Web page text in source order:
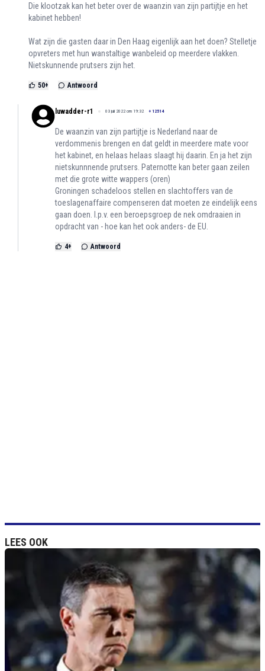
Die klootzak kan het beter over de waanzin van zijn partijtje en het
kabinet hebben!
Wat zijn die gasten daar in Den Haag eigenlijk aan het doen? Stelletje
opvreters met hun wanstaltige wanbeleid op meerdere vlakken.
Nietskunnende prutsers zijn het.
50+ Antwoord
luwadder-r1 03 juli 2022 om 19:32 + 12514
De waanzin van zijn partijtje is Nederland naar de
verdommenis brengen en dat geldt in meerdere mate voor
het kabinet, en helaas helaas slaagt hij daarin. En ja het zijn
nietskunnnende prutsers. Paternotte kan beter gaan zeilen
met die grote witte wappers (oren)
Groningen schadeloos stellen en slachtoffers van de
toeslagenaffaire compenseren dat moeten ze eindelijk eens
gaan doen. I.p.v. een beroepsgroep de nek omdraaien in
opdracht van - hoe kan het ook anders- de EU.
4+ Antwoord
LEES OOK